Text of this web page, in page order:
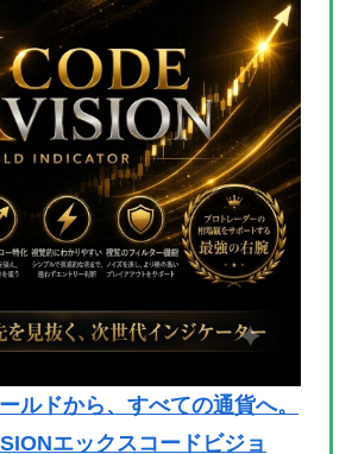
ルドから、すべての通貨へ。
エックスコードビジョ